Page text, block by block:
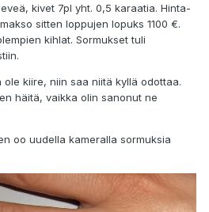
kivet 7pl yht. 0,5 karaatia. Hinta-
sitten loppujen lopuks 1100 €.
kihlat. Sormukset tuli
kiire, niin saa niitä kyllä odottaa.
häitä, vaikka olin sanonut ne
oo uudella kameralla sormuksia